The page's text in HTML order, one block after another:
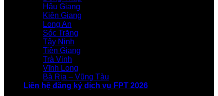
Hậu Giang
Kiên Giang
Long An
Sóc Trăng
Tây Ninh
Tiền Giang
Trà Vinh
Vĩnh Long
Bà Rịa – Vũng Tàu
Liên hệ đăng ký dịch vụ FPT 2026